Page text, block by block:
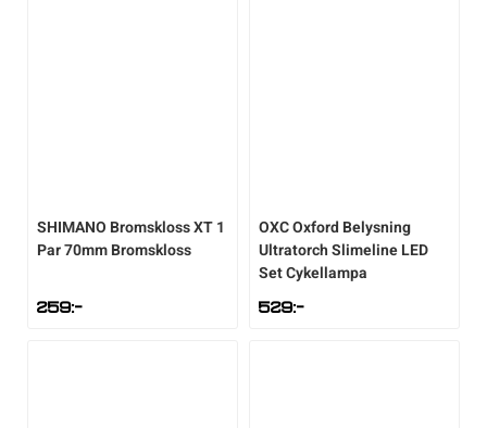
SHIMANO Bromskloss XT 1
Par 70mm Bromskloss
259:-
OXCOxford Belysning
Ultratorch Slimeline LED
Set Cykellampa
529:-